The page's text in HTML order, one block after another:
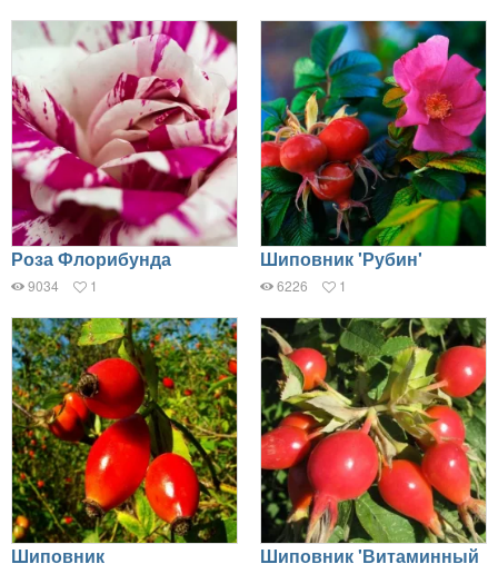
Роза Флорибунда
9034 1
Шиповник 'Рубин'
6226 1
Шиповник
Шиповник 'Витаминный